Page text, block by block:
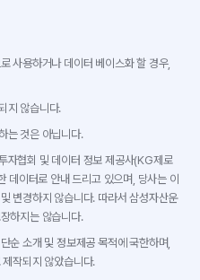
사용하거나 데이터 베이스화 할 경우,
지 않습니다.
는 것은 아닙니다.
자협회 및 데이터 정보 제공사(KG제로
데이터로 안내 드리고 있으며, 당사는 이
변경하지 않습니다. 따라서 삼성자산운
하지는 않습니다.
순 소개 및 정보제공 목적에 국한하며,
작되지 않았습니다.